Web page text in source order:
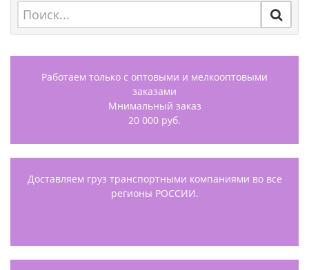
Работаем только с оптовыми и мелкооптовыми
заказами
Мнимальный заказ
20 000 руб.
Доставляем груз транспортными компаниями во все
регионы РОССИИ.